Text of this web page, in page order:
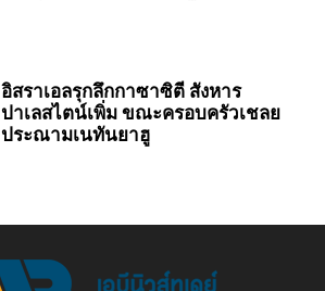
อิสราเอลรุกลึกกาซาซิตี สังหาร
ปาเลสไตน์เพิ่ม ขณะครอบครัวเชลย
ประณามเนทันยาฮู